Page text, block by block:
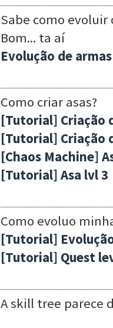
Sabe como evoluir
Bom... ta aí
Evolução de
Como criar asas?
[Tutorial] Criação
[Tutorial] Criação
[Chaos Machine]
[Tutorial] Asa lvl 3
Como evoluo
[Tutorial]
[Tutorial] Quest
A skill tree parece